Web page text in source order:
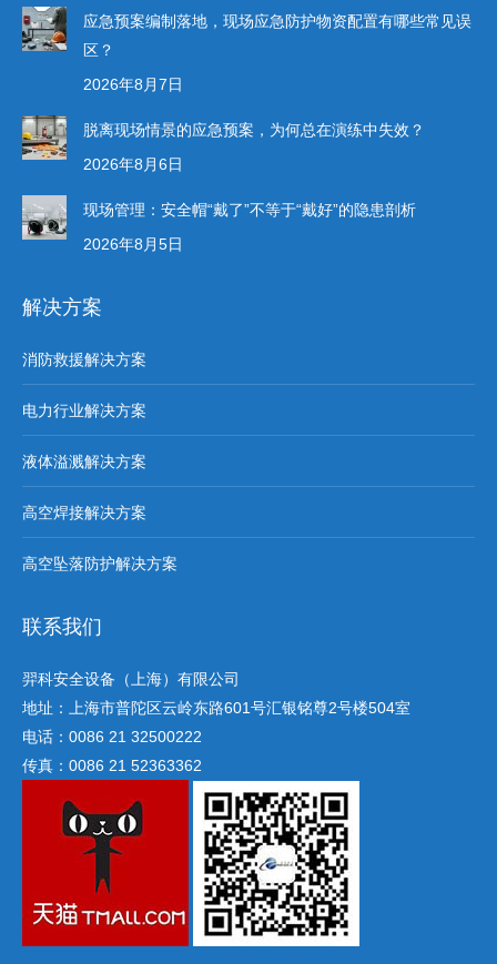
应急预案编制落地，现场应急防护物资配置有哪些常见误
区？
2026年8月7日
脱离现场情景的应急预案，为何总在演练中失效？
2026年8月6日
现场管理：安全帽“戴了”不等于“戴好”的隐患剖析
2026年8月5日
解决方案
消防救援解决方案
电力行业解决方案
液体溢溅解决方案
高空焊接解决方案
高空坠落防护解决方案
联系我们
羿科安全设备（上海）有限公司
地址：上海市普陀区云岭东路601号汇银铭尊2号楼504室
电话：0086 21 32500222
传真：0086 21 52363362